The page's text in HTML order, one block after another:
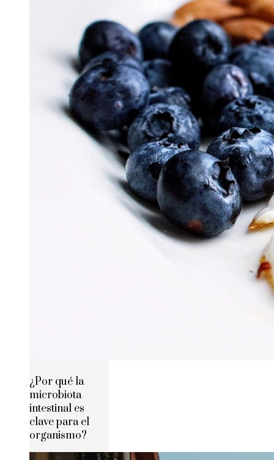
¿Por qué la
microbiota
intestinal es
clave para el
organismo?